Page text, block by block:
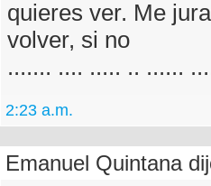
quieres ver. Me
volver, si no
....... .... ..... .. ......
2:23 a.m.
Emanuel Quintana